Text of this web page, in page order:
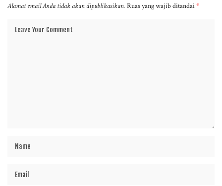
Alamat email Anda tidak akan dipublikasikan. Ruas yang wajib ditandai*